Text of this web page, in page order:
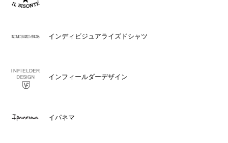
インディビジュアライズドシャツ
インフィールダーデザイン
イパネマ